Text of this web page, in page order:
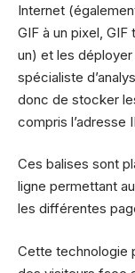
Internet
GIF à un pixel, GIF
un) et les déployer
spécialiste
donc de stocker
compris l’adresse
Ces balises sont
ligne permettant
les différentes
Cette technologie